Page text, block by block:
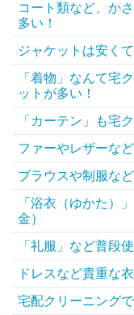
コート類など、か
多い！
ジャケットは安く
「着物」なんて宅
ットが多い！
「カーテン」も宅
ファーやレザーな
ブラウスや制服な
「浴衣（ゆかた）
金）
「礼服」など普段
ドレスなど貴重な
宅配クリーニング